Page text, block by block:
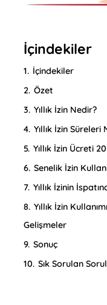
İçindekiler
1. İçindekiler
2. Özet
3. Yıllık İzin Nedir?
4. Yıllık İzin Süreleri
5. Yıllık İzin Ücreti
6. Senelik İzin
7. Yıllık İzinin
8. Yıllık İzin
Gelişmeler
9. Sonuç
10. Sık Sorulan